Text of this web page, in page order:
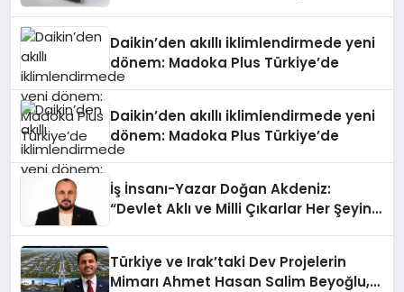
Daikin’den akıllı iklimlendirmede yeni
dönem: Madoka Plus Türkiye’de
Daikin’den akıllı iklimlendirmede yeni
dönem: Madoka Plus Türkiye’de
İş İnsanı-Yazar Doğan Akdeniz:
“Devlet Aklı ve Milli Çıkarlar Her Şeyin
Türkiye ve Irak’taki Dev Projelerin
Mimarı Ahmet Hasan Salim Beyoğlu,